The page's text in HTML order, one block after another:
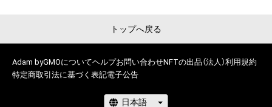
トップへ戻る
Adam byGMOについてヘルプお問い合わせNFTの出品（法人）利用規約
特定商取引法に基づく表記電子公告